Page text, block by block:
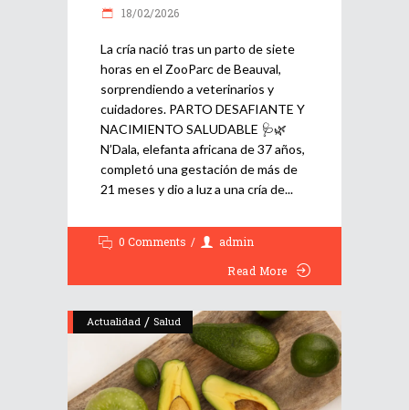
18/02/2026
La cría nació tras un parto de siete
horas en el ZooParc de Beauval,
sorprendiendo a veterinarios y
cuidadores. PARTO DESAFIANTE Y
NACIMIENTO SALUDABLE 🩺🌿
N’Dala, elefanta africana de 37 años,
completó una gestación de más de
21 meses y dio a luz a una cría de
0 Comments
admin
Read More
Actualidad / Salud